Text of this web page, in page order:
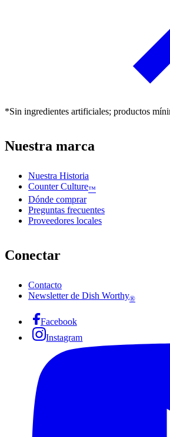
*Sin ingredientes artificiales; productos
Nuestra marca
Nuestra Historia
Counter Culture™
Dónde comprar
Preguntas frecuentes
Proveedores locales
Conectar
Contacto
Newsletter de Dish Worthy®
Facebook
Instagram